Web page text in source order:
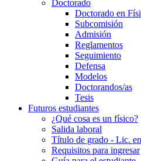
Doctorado
Doctorado en
Subcomisión
Admisión
Reglamentos
Seguimiento
Defensa
Modelos
Doctorandos/as
Tesis
Futuros estudiantes
¿Qué cosa es un físico?
Salida laboral
Título de grado - Lic.
Requisitos para ingresar